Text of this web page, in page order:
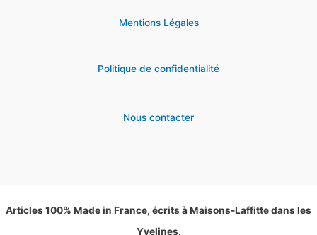
Mentions Légales
Politique de confidentialité
Nous contacter
Articles 100% Made in France, écrits à Maisons-Laffitte dans les
Yvelines.